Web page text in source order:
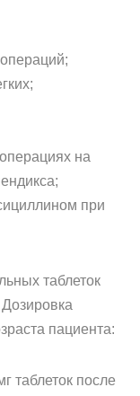
на
при
таблеток
пациента:
таблеток после